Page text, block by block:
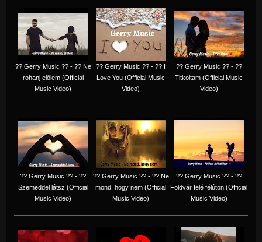
?? Gerry Music ?? - ?? Ne
rohanj előlem (Official
Music Video)
?? Gerry Music ?? - ?? I
Love You (Official Music
Video)
?? Gerry Music ?? - ??
Titkoltam (Official Music
Video)
?? Gerry Music ?? - ??
Szemeddel látsz (Official
Music Video)
?? Gerry Music ?? - ?? Ne
mond, hogy nem (Official
Music Video)
?? Gerry Music ?? - ??
Földvár felé félúton (Official
Music Video)